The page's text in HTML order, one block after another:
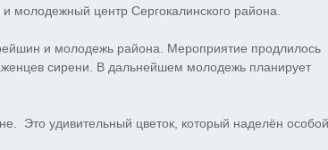
молодежный центр Сергокалинского района.
и молодежь района. Мероприятие продлилось
сирени. В дальнейшем молодежь планирует
Это удивительный цветок, который наделён особой